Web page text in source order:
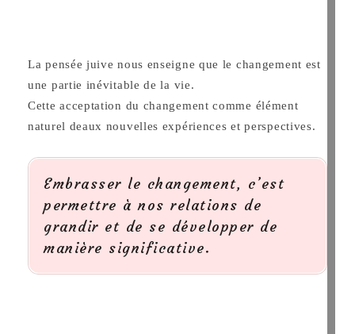
La pensée juive nous enseigne que le changement est
une partie inévitable de la vie.
Cette acceptation du changement comme élément
naturel deaux nouvelles expériences et perspectives.
Embrasser le changement, c’est
permettre à nos relations de
grandir et de se développer de
manière significative.